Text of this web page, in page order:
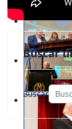
Buscar
Buscar